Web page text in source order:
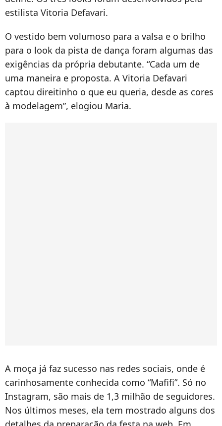
estilista Vitoria Defavari.
O vestido bem volumoso para a valsa e o brilho
para o look da pista de dança foram algumas das
exigências da própria debutante. “Cada um de
uma maneira e proposta. A Vitoria Defavari
captou direitinho o que eu queria, desde as cores
à modelagem”, elogiou Maria.
A moça já faz sucesso nas redes sociais, onde é
carinhosamente conhecida como “Mafifi”. Só no
Instagram, são mais de 1,3 milhão de seguidores.
Nos últimos meses, ela tem mostrado alguns dos